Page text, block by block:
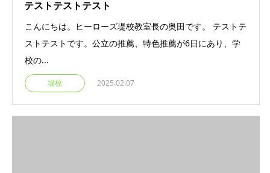
テストテストテスト
こんにちは。ヒーローズ堤校教室長の奥田です。 テストテ
ストテストです。公立の推薦、特色推薦が6日にあり、学
校の...
堤校 2025.02.07